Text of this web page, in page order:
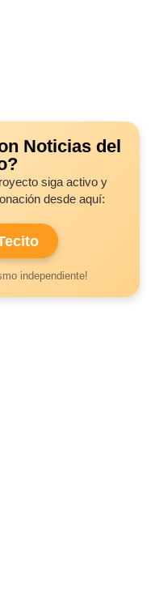
Noticias del
siga activo y
desde aquí:
independiente!